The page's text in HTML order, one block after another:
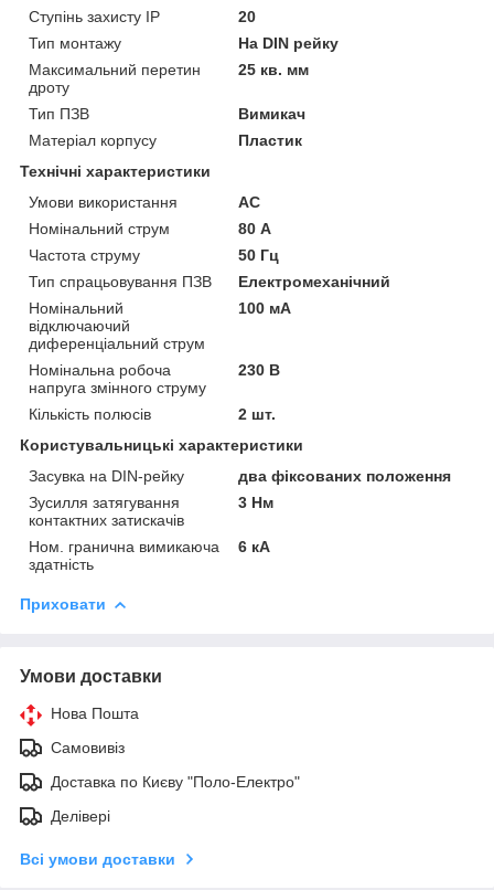
Ступінь захисту IP
20
Тип монтажу
На DIN рейку
Максимальний перетин
дроту
25 кв. мм
Тип ПЗВ
Вимикач
Матеріал корпусу
Пластик
Технічні характеристики
Умови використання
АС
Номінальний струм
80 А
Частота струму
50 Гц
Тип спрацьовування ПЗВ
Електромеханічний
Номінальний
відключаючий
диференціальний струм
100 мА
Номінальна робоча
напруга змінного струму
230 В
Кількість полюсів
2 шт.
Користувальницькі характеристики
Засувка на DIN-рейку
два фіксованих положення
Зусилля затягування
контактних затискачів
3 Нм
Ном. гранична вимикаюча
здатність
6 кА
Приховати
Умови доставки
Нова Пошта
Самовивіз
Доставка по Києву "Поло-Електро"
Делівері
Всі умови доставки